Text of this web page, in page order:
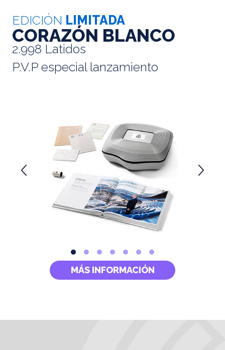
EDICIÓN LIMITADA
CORAZÓN BLANCO
2.998 Latidos
P.V.P especial lanzamiento
MÁS INFORMACIÓN